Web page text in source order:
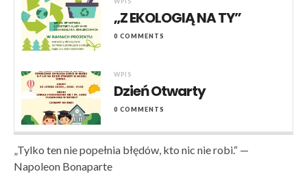
„Z EKOLOGIĄ NA TY”
0 COMMENTS
WPIS
Dzień Otwarty
0 COMMENTS
„Tylko ten nie popełnia błędów, kto nic nie robi.“ —
Napoleon Bonaparte